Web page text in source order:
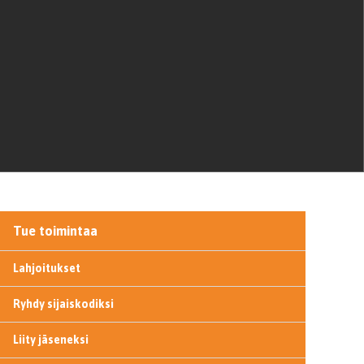
Tue toimintaa
Lahjoitukset
Ryhdy sijaiskodiksi
Liity jäseneksi